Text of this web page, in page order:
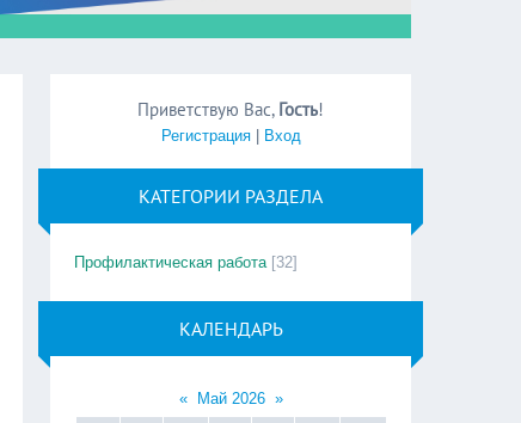
Приветствую Вас, Гость!
Регистрация| Вход
КАТЕГОРИИ РАЗДЕЛА
Профилактическая работа [32]
КАЛЕНДАРЬ
« Май 2026 »